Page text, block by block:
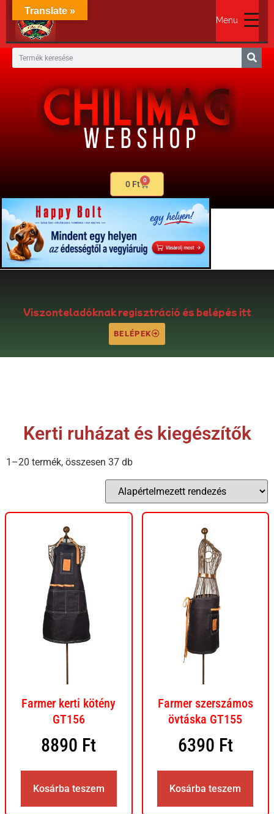
Menu
0 Ft 0
Viszonteladóknak regisztráció és belépés itt
BELÉPEK
Kerti ruházat és kiegészítők
1–20 termék, összesen 37 db
Farmer kerti kötény
GT156
8890 Ft
Kosárba teszem
Farmer szerszámos
övtáska GT155
6390 Ft
Kosárba teszem
Translate »